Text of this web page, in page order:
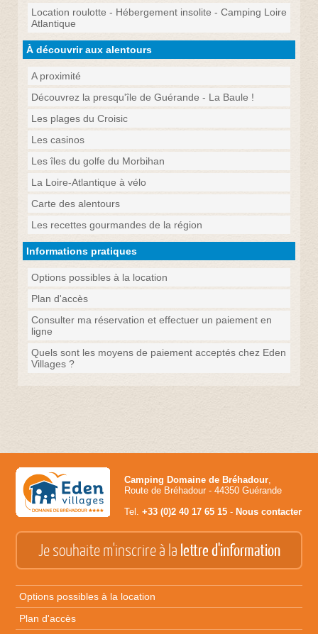
Location roulotte - Hébergement insolite - Camping Loire
Atlantique
À découvrir aux alentours
A proximité
Découvrez la presqu'île de Guérande - La Baule !
Les plages du Croisic
Les casinos
Les îles du golfe du Morbihan
La Loire-Atlantique à vélo
Carte des alentours
Les recettes gourmandes de la région
Informations pratiques
Options possibles à la location
Plan d'accès
Consulter ma réservation et effectuer un paiement en
ligne
Quels sont les moyens de paiement acceptés chez Eden
Villages ?
Camping Domaine de Bréhadour
Route de Bréhadour - 44350 Guérande
Tel.+33 (0)2 40 17 65 15 -Nous contacter
Je souhaite m'inscrire à la lettre d'information
Options possibles à la location
Plan d'accès